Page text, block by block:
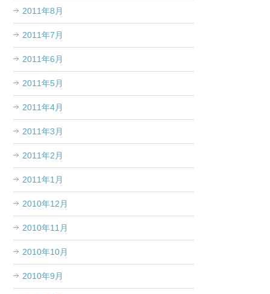
2011年8月
2011年7月
2011年6月
2011年5月
2011年4月
2011年3月
2011年2月
2011年1月
2010年12月
2010年11月
2010年10月
2010年9月